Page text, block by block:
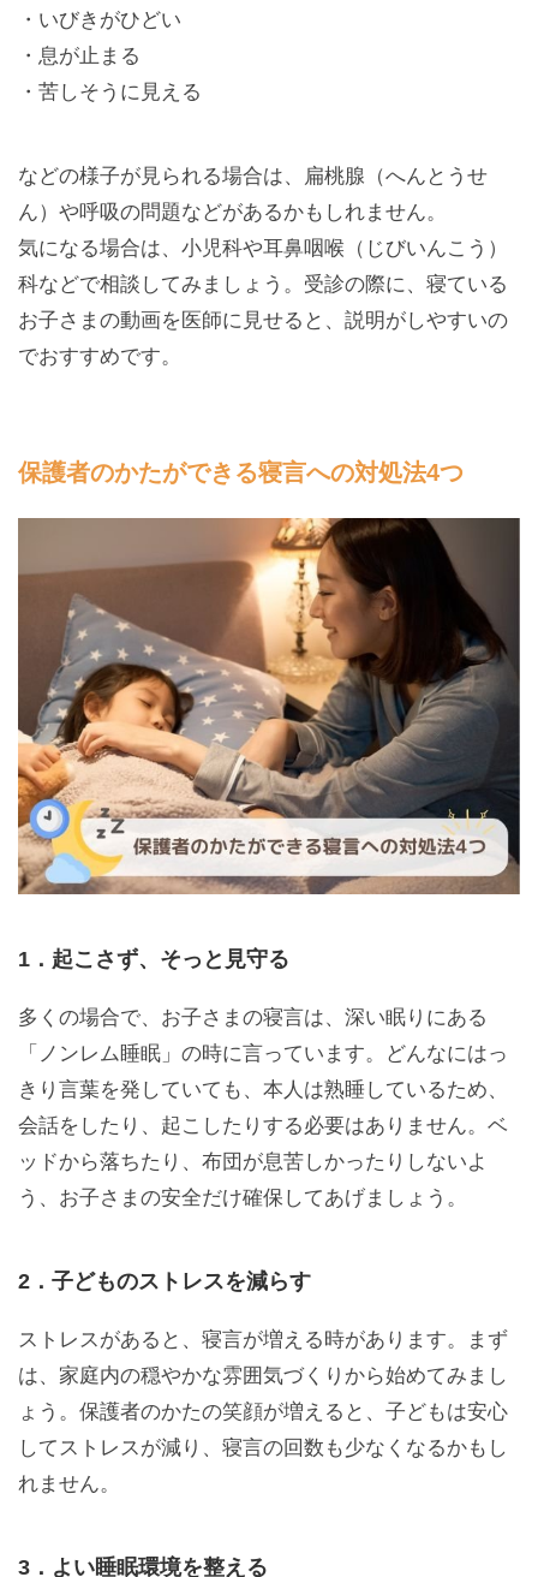
・いびきがひどい
・息が止まる
・苦しそうに見える
などの様子が見られる場合は、扁桃腺（へんとうせ
ん）や呼吸の問題などがあるかもしれません。
気になる場合は、小児科や耳鼻咽喉（じびいんこう）
科などで相談してみましょう。受診の際に、寝ている
お子さまの動画を医師に見せると、説明がしやすいの
でおすすめです。
保護者のかたができる寝言への対処法4つ
1．起こさず、そっと見守る
多くの場合で、お子さまの寝言は、深い眠りにある
「ノンレム睡眠」の時に言っています。どんなにはっ
きり言葉を発していても、本人は熟睡しているため、
会話をしたり、起こしたりする必要はありません。ベ
ッドから落ちたり、布団が息苦しかったりしないよ
う、お子さまの安全だけ確保してあげましょう。
2．子どものストレスを減らす
ストレスがあると、寝言が増える時があります。まず
は、家庭内の穏やかな雰囲気づくりから始めてみまし
ょう。保護者のかたの笑顔が増えると、子どもは安心
してストレスが減り、寝言の回数も少なくなるかもし
れません。
3．よい睡眠環境を整える